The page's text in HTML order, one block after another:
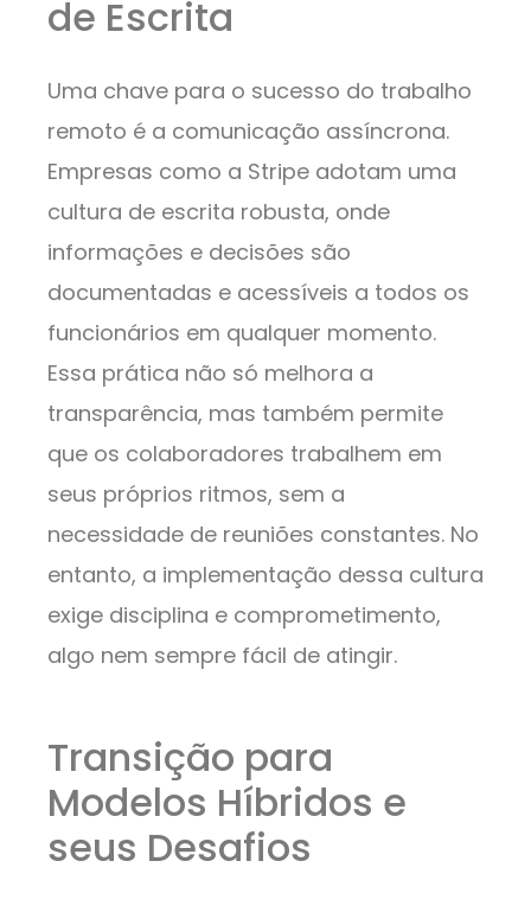
de Escrita
Uma chave para o sucesso do trabalho
remoto é a comunicação assíncrona.
Empresas como a Stripe adotam uma
cultura de escrita robusta, onde
informações e decisões são
documentadas e acessíveis a todos os
funcionários em qualquer momento.
Essa prática não só melhora a
transparência, mas também permite
que os colaboradores trabalhem em
seus próprios ritmos, sem a
necessidade de reuniões constantes. No
entanto, a implementação dessa cultura
exige disciplina e comprometimento,
algo nem sempre fácil de atingir.
Transição para
Modelos Híbridos e
seus Desafios